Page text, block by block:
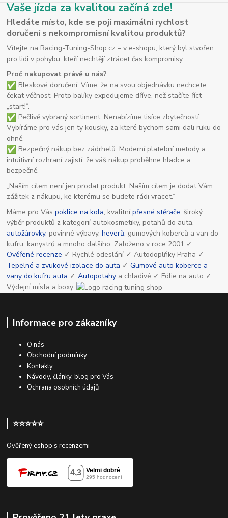
Vaše jízda za kvalitou začíná zde!
Hledáte místo, kde se pojí maximální rychlost
doručení s nekompromisní kvalitou produktů?
Vítejte na Racing-Tuning-Shop.cz – v e-shopu, který byl stvořen
pro lidi v pohybu, kteří nechtějí ztrácet čas kompromisy.
Proč nakupovat právě u nás?
Bleskové doručení: Víme, že na svou objednávku nechcete
čekat věčnost. Proto balíky expedujeme dříve, než stačíte říct
„start!“.
Pečlivě vybraný sortiment: Nenabízíme tisíce zbytečností.
Vybíráme pro vás jen ty kousky, za které bychom sami dali ruku do
ohně.
Bezpečný nákup bez zádrhelů: Moderní platební metody a
intuitivní rozhraní zajistí, že váš nákup proběhne hladce a
bezpečně.
„Naším cílem není jen prodat produkt. Naším cílem je dodat Vám
zážitek z nákupu, ke kterému se budete rádi vracet.“
Máme pro Váspoklice na kola, kvalitnípřesné stěrače, široký
výběr produktů z kategorií autokosmetiky, potahů do auta,
autožárovky, povinné výbavy,heverů, gumových koberců a van do
kufru, kanystrů a mnoho dalšího. Založeno v roce 2001 ✓
Ověřené recenze ✓ Rychlé odeslání ✓ Autodoplňky Praha ✓
Tepelné a zvukové izolace do auta ✓Gumové auto koberce a
vany do kufru auta ✓Autopotahy a chladivé ✓ Fólie na auto ✓
Výdejní místa a boxy.
Informace pro zákazníky
O nás
Obchodní podmínky
Kontakty
Návody, články, blog pro Vás
Ochrana osobních údajů
⭐⭐⭐⭐⭐
Ověřený eshop s recenzemi